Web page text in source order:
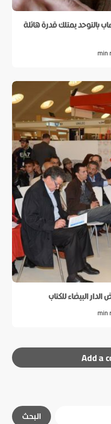
بالتوحد يمتلك قدرة هائلة
البيضاء للكتاب
Add a
الحقول الإلزاميةالبحث